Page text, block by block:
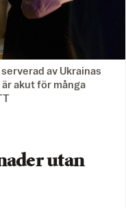
av Ukrainas
akut för många
utan